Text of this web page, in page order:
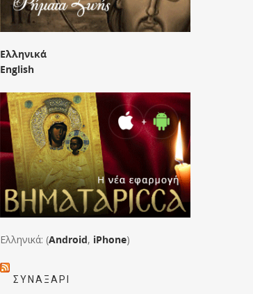
Ελληνικά
English
Ελληνικά: (Android, iPhone)
ΣΥΝΑΞΆΡΙ